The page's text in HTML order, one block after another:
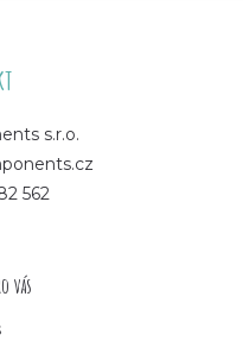
s.r.o.
562
vás